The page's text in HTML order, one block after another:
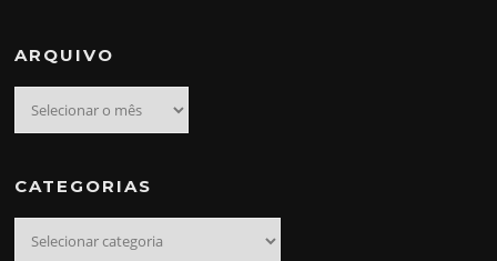
ARQUIVO
CATEGORIAS